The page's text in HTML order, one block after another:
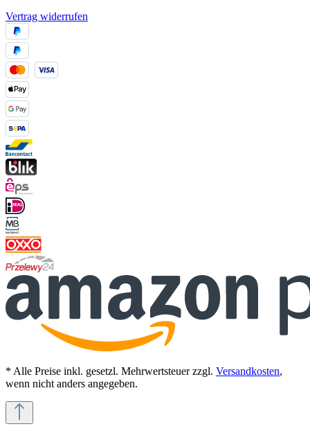
Vertrag widerrufen
* Alle Preise inkl. gesetzl. Mehrwertsteuer zzgl. Versandkosten,
wenn nicht anders angegeben.